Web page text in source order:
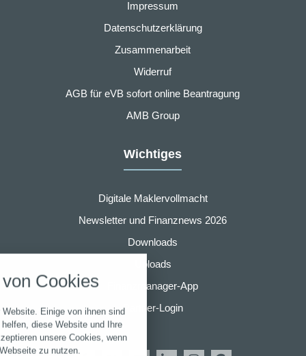
Impressum
Datenschutzerklärung
Zusammenarbeit
Widerruf
AGB für eVB sofort online Beantragung
AMB Group
Wichtiges
Digitale Maklervollmacht
Newsletter und Finanznews 2026
Downloads
Uploads
Finanzmanager-App
Partner-Login
Cookies
Einige von ihnen sind
diese Website und Ihre
unsere Cookies, wenn
zu nutzen.
folgende Kategorien zu
Notwendig